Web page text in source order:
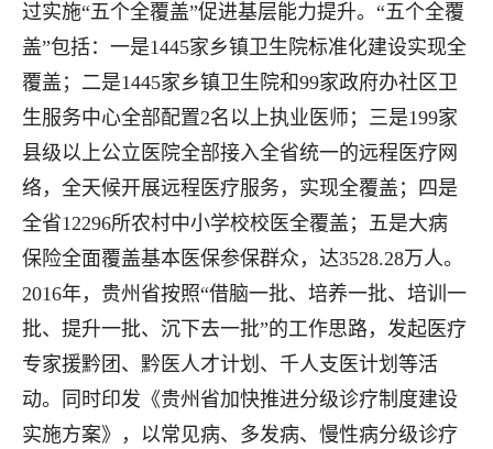
过实施“五个全覆盖”促进基层能力提升。“五个全覆
盖”包括：一是1445家乡镇卫生院标准化建设实现全
覆盖；二是1445家乡镇卫生院和99家政府办社区卫
生服务中心全部配置2名以上执业医师；三是199家
县级以上公立医院全部接入全省统一的远程医疗网
络，全天候开展远程医疗服务，实现全覆盖；四是
全省12296所农村中小学校校医全覆盖；五是大病
保险全面覆盖基本医保参保群众，达3528.28万人。
2016年，贵州省按照“借脑一批、培养一批、培训一
批、提升一批、沉下去一批”的工作思路，发起医疗
专家援黔团、黔医人才计划、千人支医计划等活
动。同时印发《贵州省加快推进分级诊疗制度建设
实施方案》，以常见病、多发病、慢性病分级诊疗